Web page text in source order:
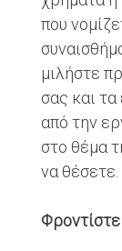
που
μιλήστε
σας και
από την
στο θέμα
να θέσετε.
Φροντίστε